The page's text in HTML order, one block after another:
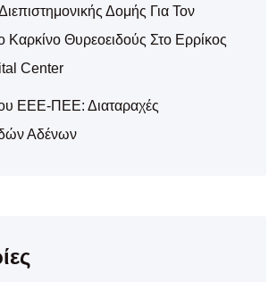
Δομής Για Τον
Θυρεοειδούς Στο Ερρίκος
Center
ΕΕΕ-ΠΕΕ: Διαταραχές
Αδένων